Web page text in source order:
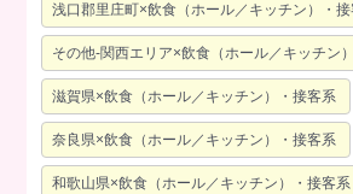
浅口郡里庄町×飲食（ホール／キッチン）・
その他-関西エリア×飲食（ホール／キッチン
滋賀県×飲食（ホール／キッチン）・接客系
奈良県×飲食（ホール／キッチン）・接客系
和歌山県×飲食（ホール／キッチン）・接客系